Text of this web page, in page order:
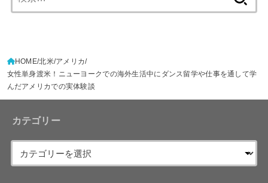
索:
HOME 北米 アメリカ
女性単身渡米！ニューヨークでの海外生活中にダンス留学や仕事を通して学
んだアメリカでの実体験談
カテゴリー